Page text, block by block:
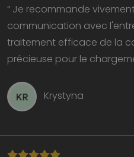
“ Je recommande
communication avec
traitement efficace de la
précieuse pour le
Krystyna